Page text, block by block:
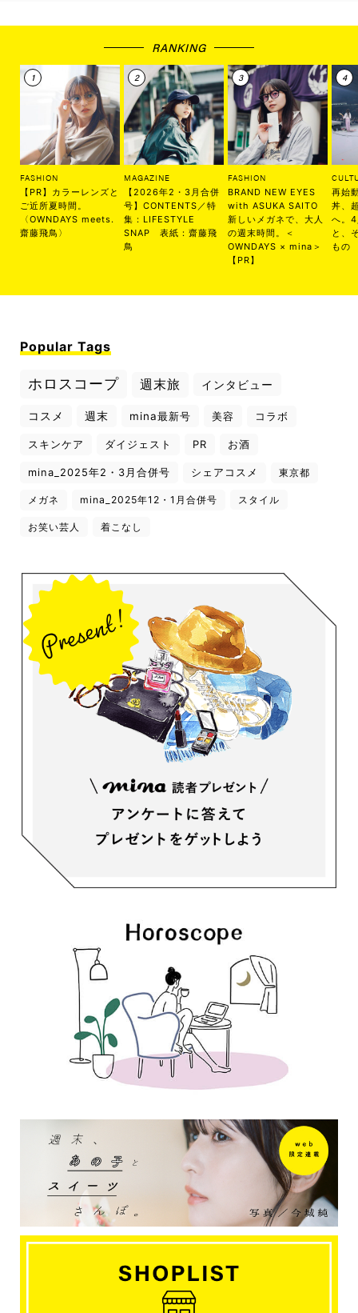
RANKING
FASHION
【PR】カラーレンズと
ご近所夏時間。
〈OWNDAYS meets.
齋藤飛鳥〉
MAGAZINE
【2026年2・3月合併
号】CONTENTS／特
集：LIFESTYLE
SNAP 表紙：齋藤飛
鳥
FASHION
BRAND NEW EYES
with ASUKA SAITO
新しいメガネで、大人
の週末時間。＜
OWNDAYS × mina＞
【PR】
再始
丼、
へ。
と、
もの
Popular Tags
ホロスコープ 週末旅 インタビュー
コスメ 週末 mina最新号 美容 コラボ
スキンケア ダイジェスト PR お酒
mina_2025年2・3月合併号 シェアコスメ 東京都
メガネ mina_2025年12・1月合併号 スタイル
お笑い芸人 着こなし